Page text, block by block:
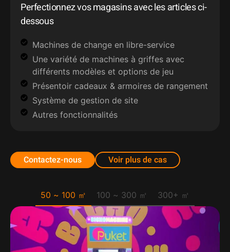
Perfectionnez vos magasins avec les articles ci-
dessous
Machines de change en libre-service
Une variété de machines à griffes avec
différents modèles et options de jeu
Présentoir cadeaux & armoires de rangement
Système de gestion de site
Autres fonctionnalités
Contactez-nous Voir plus de cas
50 ~ 100 ㎡ 100 ~ 300 ㎡ 300+ ㎡